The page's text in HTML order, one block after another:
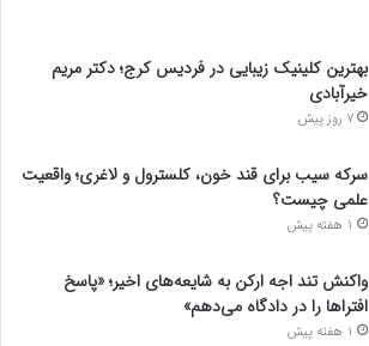
بهترین کلینیک زیبایی در فردیس کرج؛ دکتر مریم
خیرآبادی
7 روز پیش
سرکه سیب برای قند خون، کلسترول و لاغری؛ واقعیت
علمی چیست؟
1 هفته پیش
واکنش تند اجه ارکن به شایعه‌های اخیر؛ «پاسخ
افتراها را در دادگاه می‌دهم»
1 هفته پیش